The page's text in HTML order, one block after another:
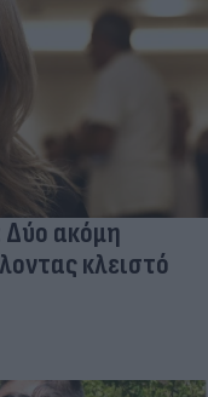
Δύο ακόμη
κλειστό